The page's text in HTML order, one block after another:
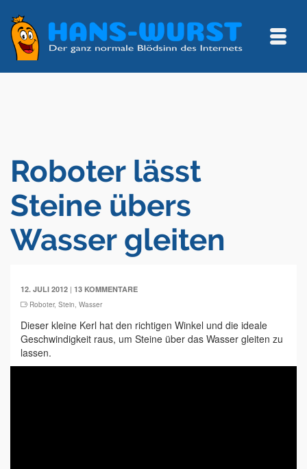
Roboter lässt
Steine übers
Wasser gleiten
12. JULI 2012 | 13 KOMMENTARE
Roboter, Stein, Wasser
Dieser kleine Kerl hat den richtigen Winkel und die ideale
Geschwindigkeit raus, um Steine über das Wasser gleiten zu
lassen.